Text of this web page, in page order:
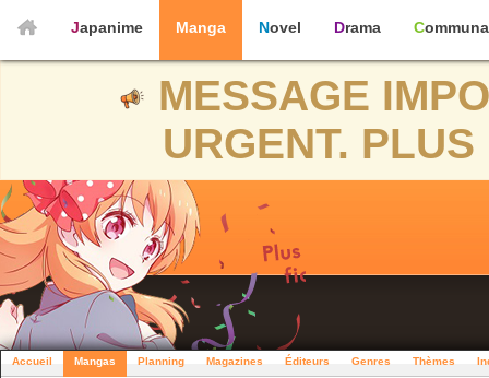
Japanime Manga Novel Drama
MESSAGE
URGENT.
Accueil Mangas Planning Magazines Éditeurs Genres Thèmes